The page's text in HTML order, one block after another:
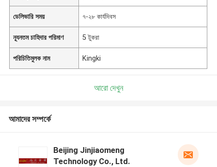
ডেলিভারি সময় ৭-২৮ কার্যদিবস
ন্যূনতম চাহিদার পরিমাণ 5 টুকরা
পরিচিতিমুলক নাম Kingki
আরো দেখুন
আমাদের সম্পর্কে
Beijing Jinjiaomeng
Technology Co., Ltd.